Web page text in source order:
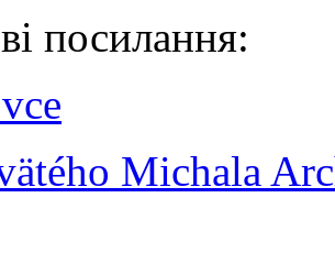
посилання:
Michala